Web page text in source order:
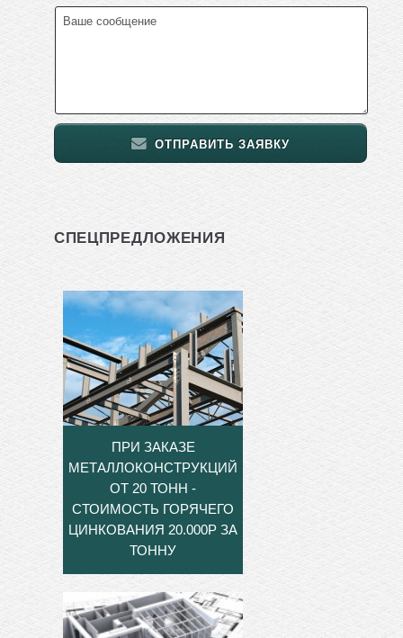
ОТПРАВИТЬ ЗАЯВКУ
СПЕЦПРЕДЛОЖЕНИЯ
ПРИ ЗАКАЗЕ
МЕТАЛЛОКОНСТРУКЦИЙ
ОТ 20 ТОНН -
СТОИМОСТЬ ГОРЯЧЕГО
ЦИНКОВАНИЯ 20.000Р ЗА
ТОННУ